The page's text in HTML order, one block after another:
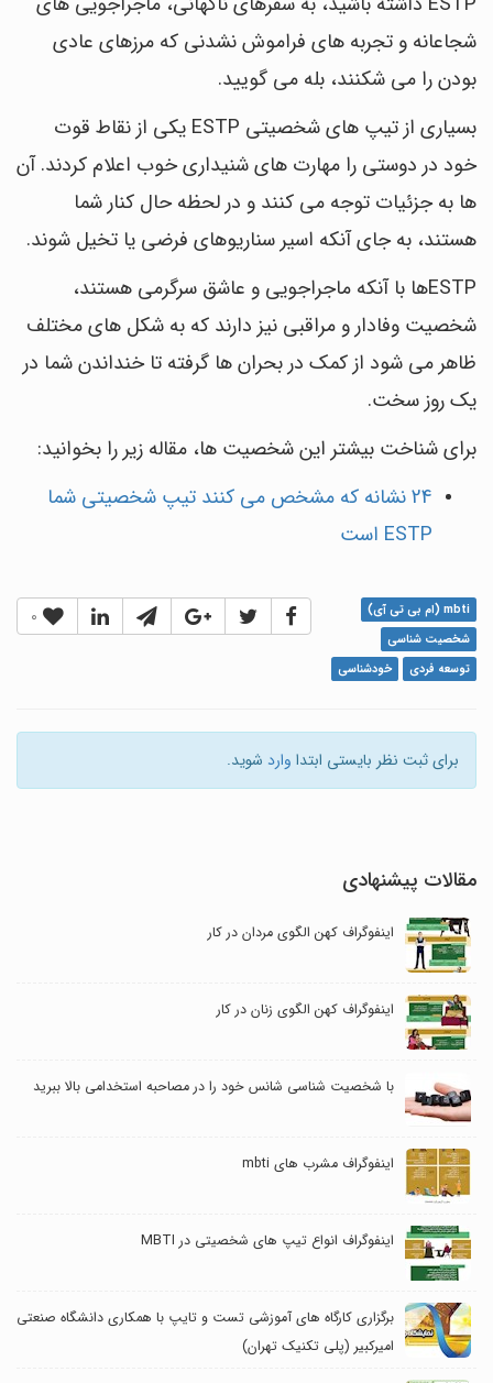
شجاعانه و تجربه های فراموش نشدنی که مرزهای عادی
بودن را می شکنند، بله می گویید.
بسیاری از تیپ های شخصیتی ESTP یکی از نقاط قوت
خود در دوستی را مهارت های شنیداری خوب اعلام کردند. آن
ها به جزئیات توجه می کنند و در لحظه حال کنار شما
هستند، به جای آنکه اسیر سناریوهای فرضی یا تخیل شوند.
ESTPها با آنکه ماجراجویی و عاشق سرگرمی هستند،
شخصیت وفادار و مراقبی نیز دارند که به شکل های مختلف
ظاهر می شود از کمک در بحران ها گرفته تا خنداندن شما در
یک روز سخت.
برای شناخت بیشتر این شخصیت ها، مقاله زیر را بخوانید:
24 نشانه که مشخص می کنند تیپ شخصیتی شما
ESTP است
0
mbti (ام بی تی آی)
شخصیت شناسی
توسعه فردی
خودشناسی
برای ثبت نظر بایستی ابتدا وارد شوید.
مقالات پیشنهادی
اینفوگراف کهن الگوی مردان در کار
اینفوگراف کهن الگوی زنان در کار
با شخصیت شناسی شانس خود را در مصاحبه استخدامی بالا ببرید
اینفوگراف مشرب های mbti
اینفوگراف انواع تیپ های شخصیتی در MBTI
برگزاری کارگاه های آموزشی تست و تایپ با همکاری دانشگاه صنعتی
امیرکبیر (پلی تکنیک تهران)